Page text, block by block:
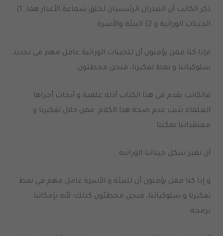
ذكر الكاتب أن العذران الرئيسيان لخلق شماعة الأعذار هما: 1)
الجينات الوراثية و 2) البيئة والأسرة.
فإذا كنا ممن يؤمنون أن للجينات الوراثية عامل مهم في تحديد
سلوكياتنا و نمط تفكيرنا، فنحن مخطئون.
فالكاتب يقدم في هذا الكتاب أدلة علمية و أبحاث أجراها
العلماء تثبت عدم صحة هذا الكلام. فمن خلال تفكيرنا و
معتقداتنا يمكننا
أن نغير شكل جيناتنا الوراثية.
و إذا كنا ممن يؤمنون أن للبيئة و الأسرة عامل مهم في نمط
تفكيرنا و سلوكياتنا، فنحن مخطئون كذلك؛ لأنه بإمكاننا
برمجة